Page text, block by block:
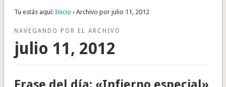
Tu estás aquí: Inicio › Archivo por julio 11, 2012
NAVEGANDO POR EL ARCHIVO
julio 11, 2012